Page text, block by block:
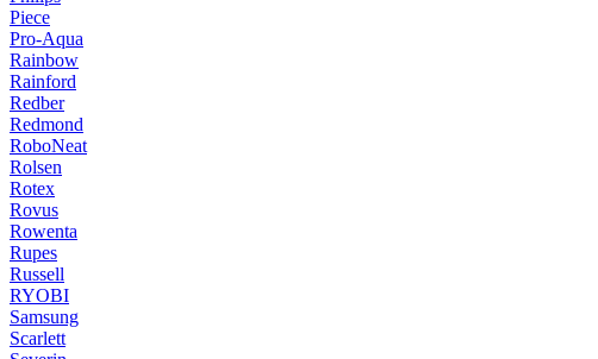
Piece
Pro-Aqua
Rainbow
Rainford
Redber
Redmond
RoboNeat
Rolsen
Rotex
Rovus
Rowenta
Rupes
Russell
RYOBI
Samsung
Scarlett